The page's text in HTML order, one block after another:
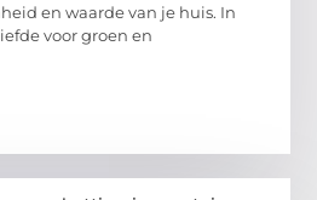
en waarde van je huis. In
voor groen en